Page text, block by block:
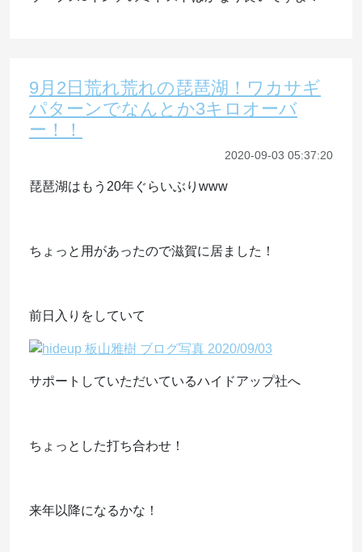
9月2日荒れ荒れの琵琶湖！ワカサギ
パターンでなんとか3キロオーバ
ー！！
2020-09-03 05:37:20
琵琶湖はもう20年ぐらいぶりwww
ちょっと用があったので滋賀に居ました！
前日入りをしていて
サポートしていただいているハイドアップ社へ
ちょっとした打ち合わせ！
来年以降になるかな！